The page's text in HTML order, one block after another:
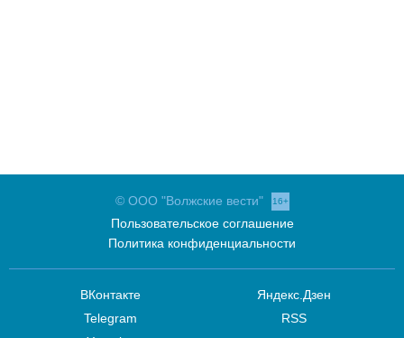
© ООО "Волжские вести" 16+
Пользовательское соглашение
Политика конфиденциальности
ВКонтакте
Telegram
Яндекс.Дзен
RSS